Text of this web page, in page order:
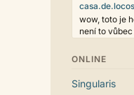
casa.de.locos
wow, toto je
není to
Už i počet
reklama co
myslím také
ONLINE
Singularis